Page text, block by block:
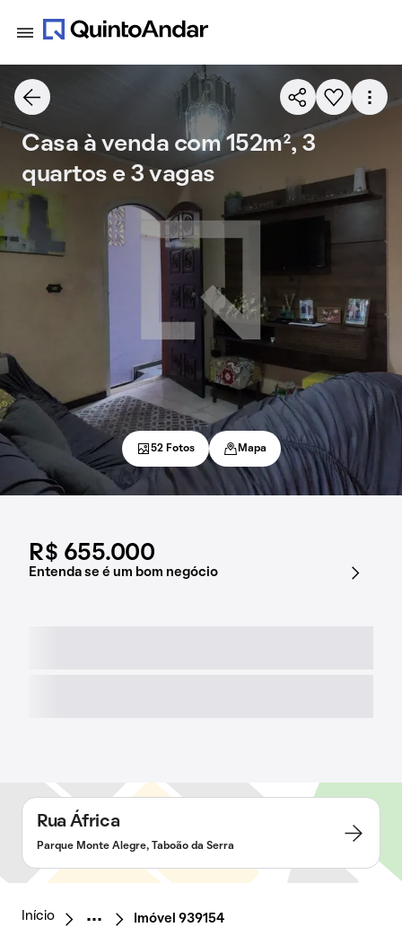
R$ 655.000
Entenda se é um bom negócio
Casa à venda com 152m², 3
quartos e 3 vagas
52 Fotos Mapa
Rua África
Parque Monte Alegre, Taboão da Serra
Início Imóvel 939154